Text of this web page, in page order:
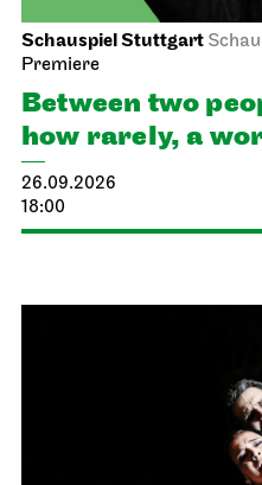
Schauspiel Stuttgart
Premiere
Between two
how rarely, a
26.09.2026
18:00